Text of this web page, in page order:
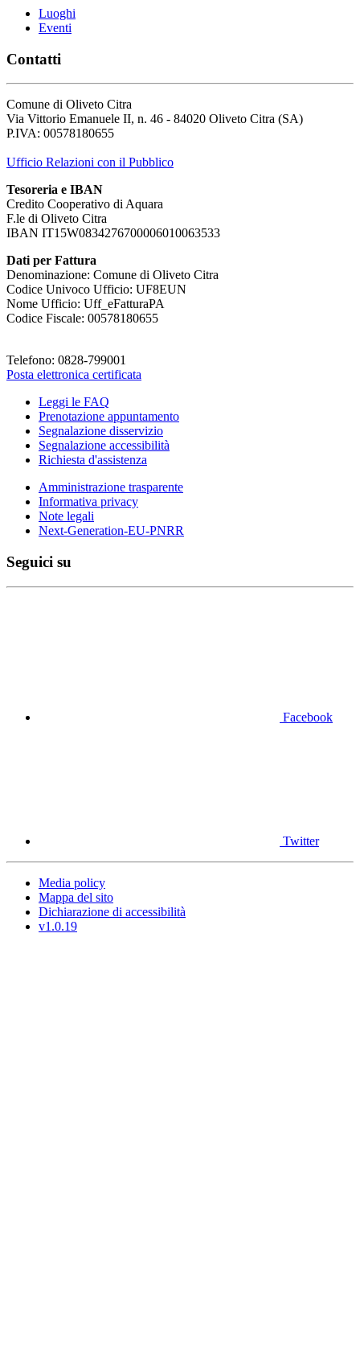
Luoghi
Eventi
Contatti
Comune di Oliveto Citra
Via Vittorio Emanuele II, n. 46 - 84020 Oliveto Citra (SA)
P.IVA: 00578180655
Ufficio Relazioni con il Pubblico
Tesoreria e IBAN
Credito Cooperativo di Aquara
F.le di Oliveto Citra
IBAN IT15W0834276700006010063533
Dati per Fattura
Denominazione: Comune di Oliveto Citra
Codice Univoco Ufficio: UF8EUN
Nome Ufficio: Uff_eFatturaPA
Codice Fiscale: 00578180655
Telefono: 0828-799001
Posta elettronica certificata
Leggi le FAQ
Prenotazione appuntamento
Segnalazione disservizio
Segnalazione accessibilità
Richiesta d'assistenza
Amministrazione trasparente
Informativa privacy
Note legali
Next-Generation-EU-PNRR
Seguici su
Facebook
Twitter
Media policy
Mappa del sito
Dichiarazione di accessibilità
v1.0.19